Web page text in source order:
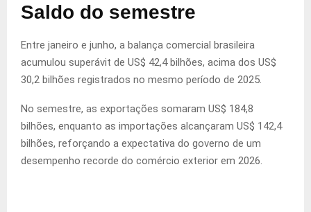
Saldo do semestre
Entre janeiro e junho, a balança comercial brasileira
acumulou superávit de US$ 42,4 bilhões, acima dos US$
30,2 bilhões registrados no mesmo período de 2025.
No semestre, as exportações somaram US$ 184,8
bilhões, enquanto as importações alcançaram US$ 142,4
bilhões, reforçando a expectativa do governo de um
desempenho recorde do comércio exterior em 2026.